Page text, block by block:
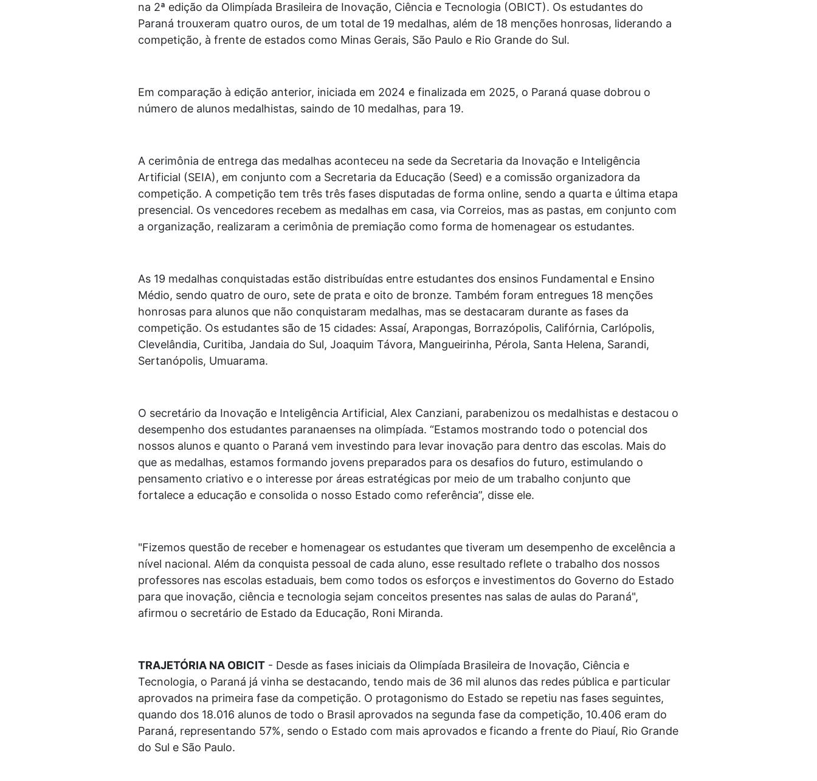
na 2ª edição da Olimpíada Brasileira de Inovação, Ciência e Tecnologia (OBICT). Os estudantes do
Paraná trouxeram quatro ouros, de um total de 19 medalhas, além de 18 menções honrosas, liderando a
competição, à frente de estados como Minas Gerais, São Paulo e Rio Grande do Sul.
Em comparação à edição anterior, iniciada em 2024 e finalizada em 2025, o Paraná quase dobrou o
número de alunos medalhistas, saindo de 10 medalhas, para 19.
A cerimônia de entrega das medalhas aconteceu na sede da Secretaria da Inovação e Inteligência
Artificial (SEIA), em conjunto com a Secretaria da Educação (Seed) e a comissão organizadora da
competição. A competição tem três três fases disputadas de forma online, sendo a quarta e última etapa
presencial. Os vencedores recebem as medalhas em casa, via Correios, mas as pastas, em conjunto com
a organização, realizaram a cerimônia de premiação como forma de homenagear os estudantes.
As 19 medalhas conquistadas estão distribuídas entre estudantes dos ensinos Fundamental e Ensino
Médio, sendo quatro de ouro, sete de prata e oito de bronze. Também foram entregues 18 menções
honrosas para alunos que não conquistaram medalhas, mas se destacaram durante as fases da
competição. Os estudantes são de 15 cidades: Assaí, Arapongas, Borrazópolis, Califórnia, Carlópolis,
Clevelândia, Curitiba, Jandaia do Sul, Joaquim Távora, Mangueirinha, Pérola, Santa Helena, Sarandi,
Sertanópolis, Umuarama.
O secretário da Inovação e Inteligência Artificial, Alex Canziani, parabenizou os medalhistas e destacou o
desempenho dos estudantes paranaenses na olimpíada. “Estamos mostrando todo o potencial dos
nossos alunos e quanto o Paraná vem investindo para levar inovação para dentro das escolas. Mais do
que as medalhas, estamos formando jovens preparados para os desafios do futuro, estimulando o
pensamento criativo e o interesse por áreas estratégicas por meio de um trabalho conjunto que
fortalece a educação e consolida o nosso Estado como referência”, disse ele.
"Fizemos questão de receber e homenagear os estudantes que tiveram um desempenho de excelência a
nível nacional. Além da conquista pessoal de cada aluno, esse resultado reflete o trabalho dos nossos
professores nas escolas estaduais, bem como todos os esforços e investimentos do Governo do Estado
para que inovação, ciência e tecnologia sejam conceitos presentes nas salas de aulas do Paraná",
afirmou o secretário de Estado da Educação, Roni Miranda.
TRAJETÓRIA NA OBICIT - Desde as fases iniciais da Olimpíada Brasileira de Inovação, Ciência e
Tecnologia, o Paraná já vinha se destacando, tendo mais de 36 mil alunos das redes pública e particular
aprovados na primeira fase da competição. O protagonismo do Estado se repetiu nas fases seguintes,
quando dos 18.016 alunos de todo o Brasil aprovados na segunda fase da competição, 10.406 eram do
Paraná, representando 57%, sendo o Estado com mais aprovados e ficando a frente do Piauí, Rio Grande
do Sul e São Paulo.